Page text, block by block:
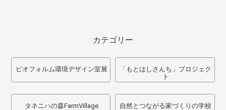
カテゴリー
ビオフォルム環境デザイン室展
「もとはしさんち」プロジェク
ト
タネニハの森FarmVillage 自然とつながる家づくりの学校